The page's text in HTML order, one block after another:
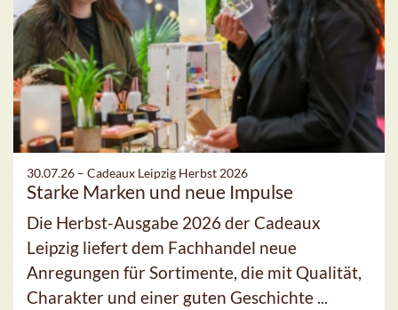
30.07.26 – Cadeaux Leipzig Herbst 2026
Starke Marken und neue Impulse
Die Herbst-Ausgabe 2026 der Cadeaux
Leipzig liefert dem Fachhandel neue
Anregungen für Sortimente, die mit Qualität,
Charakter und einer guten Geschichte ...